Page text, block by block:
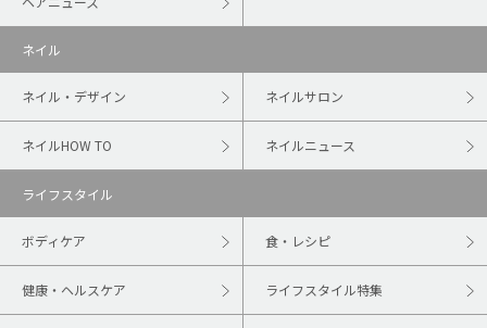
ネイル
ネイル・デザイン ネイルサロン
ネイルHOW TO ネイルニュース
ライフスタイル
ボディケア 食・レシピ
健康・ヘルスケア ライフスタイル特集